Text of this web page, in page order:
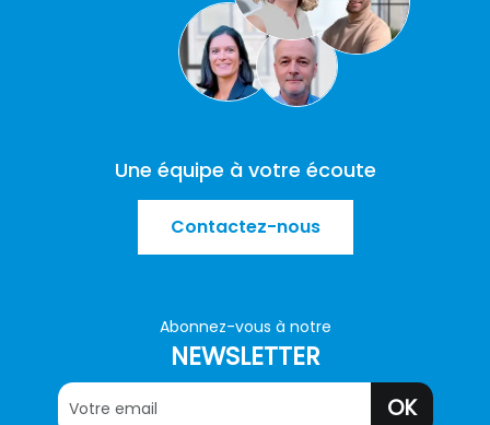
Une équipe à votre écoute
Contactez-nous
Abonnez-vous à notre
NEWSLETTER
OK